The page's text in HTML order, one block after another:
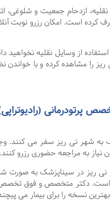
ازدحام جمعیت و
از وسایل نقلیه نخواهید
مشاهده کرده و با خواندن
به شهر نی ریز سفر می کنند.
نیاز به مراجعه حضوری رزرو کنند.
در سیناپزشک به صورت
دکتر متخصص و فوق تخصص
نسخه را برای بیمار می